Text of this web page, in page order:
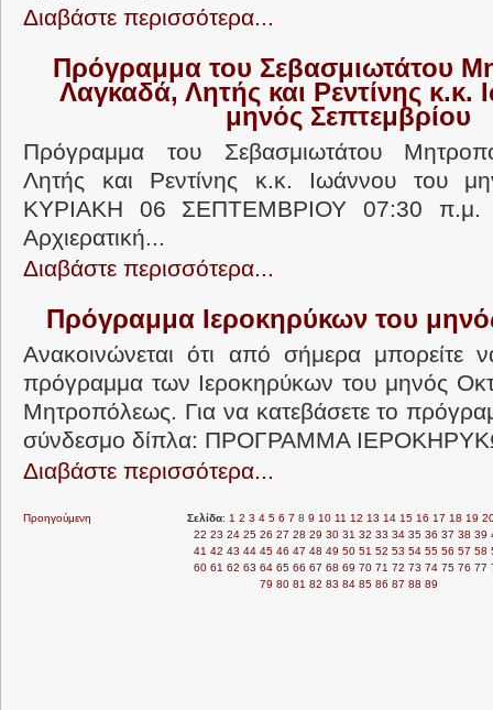
Διαβάστε περισσότερα...
Πρόγραμμα του Σεβασμιωτάτου
Λαγκαδά, Λητής και Ρεντίνης κ.κ.
μηνός Σεπτεμβρίου
Πρόγραμμα του Σεβασμιωτάτου
Λητής και Ρεντίνης κ.κ. Ιωάννου του
ΚΥΡΙΑΚΗ 06 ΣΕΠΤΕΜΒΡΙΟΥ 07:30
Αρχιερατική...
Διαβάστε περισσότερα...
Πρόγραμμα Ιεροκηρύκων του
Ανακοινώνεται ότι από σήμερα μπορείτε
πρόγραμμα των Ιεροκηρύκων του μηνός
Μητροπόλεως. Για να κατεβάσετε το
σύνδεσμο δίπλα: ΠΡΟΓΡΑΜΜΑ
Διαβάστε περισσότερα...
Προηγούμενη Σελίδα: 1 2 3 4 5 6 7 8 9 10 11 12 13 14 15 16 17 18 19
22 23 24 25 26 27 28 29 30 31 32 33 34 35 36 37 38 39
41 42 43 44 45 46 47 48 49 50 51 52 53 54 55 56 57 58
60 61 62 63 64 65 66 67 68 69 70 71 72 73 74 75 76 77
79 80 81 82 83 84 85 86 87 88 89